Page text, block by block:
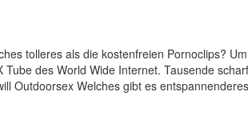
tolleres als die kostenfreien Pornoclips?
des World Wide Internet. Tausende
Outdoorsex Welches gibt es entspannenderes